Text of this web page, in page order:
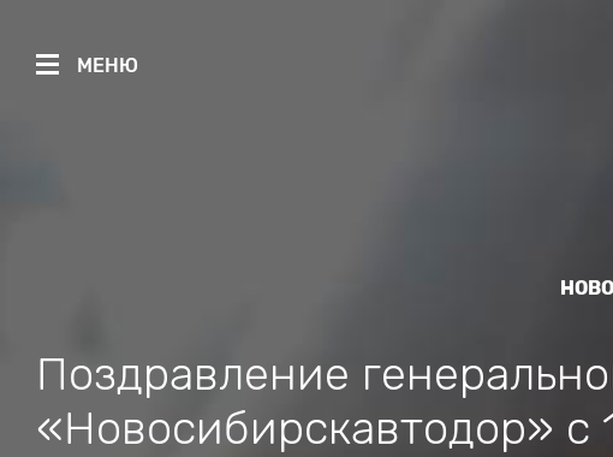
МЕНЮ
Поздравление
«Новосибирскавтодор» с